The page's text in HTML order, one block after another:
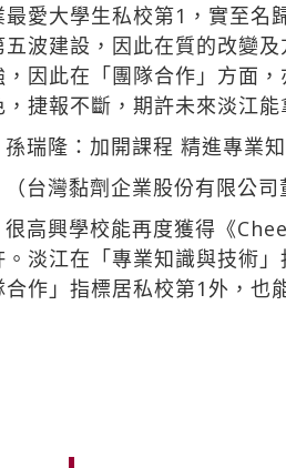
最愛大學生私校第1，實至名
五波建設，因此在質的改變
，因此在「團隊合作」方面
，捷報不斷，期許未來淡江
孫瑞隆：加開課程 精進專業
（台灣黏劑企業股份有限公司
很高興學校能再度獲得《
。淡江在「專業知識與技術
合作」指標居私校第1外，也